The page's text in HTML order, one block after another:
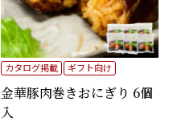
金華豚肉巻きおにぎり 6個
入
カタログ掲載 ギフト向け